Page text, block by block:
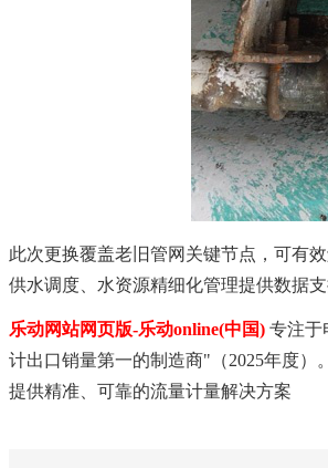
此次更换覆盖老旧管网关键节点，可有
供水调度、水资源精细化管理提供数据
乐动网站网页版-乐动online(中国) 专注于
计出口销量第一的制造商"（2025年度
提供精准、可靠的流量计量解决方案